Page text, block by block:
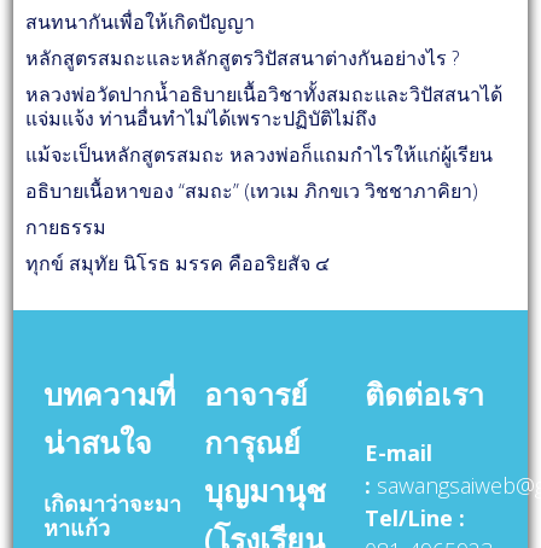
สนทนากันเพื่อให้เกิดปัญญา
หลักสูตรสมถะและหลักสูตรวิปัสสนาต่างกันอย่างไร ?
หลวงพ่อวัดปากน้ำอธิบายเนื้อวิชาทั้งสมถะและวิปัสสนาได้
แจ่มแจ้ง ท่านอื่นทำไม่ได้เพราะปฏิบัติไม่ถึง
แม้จะเป็นหลักสูตรสมถะ หลวงพ่อก็แถมกำไรให้แก่ผู้เรียน
อธิบายเนื้อหาของ “สมถะ” (เทวเม ภิกขเว วิชชาภาคิยา)
กายธรรม
ทุกข์ สมุทัย นิโรธ มรรค คืออริยสัจ ๔
บทความที่
น่าสนใจ
เกิดมาว่าจะมา
หาแก้ว
อาจารย์
การุณย์
บุญมานุช
(โรงเรียน
ติดต่อเรา
E-mail
:
Tel/Line :